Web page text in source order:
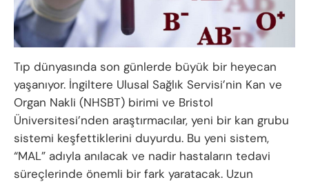
Tıp dünyasında son günlerde büyük bir heyecan
yaşanıyor. İngiltere Ulusal Sağlık Servisi’nin Kan ve
Organ Nakli (NHSBT) birimi ve Bristol
Üniversitesi’nden araştırmacılar, yeni bir kan grubu
sistemi keşfettiklerini duyurdu. Bu yeni sistem,
“MAL” adıyla anılacak ve nadir hastaların tedavi
süreçlerinde önemli bir fark yaratacak. Uzun